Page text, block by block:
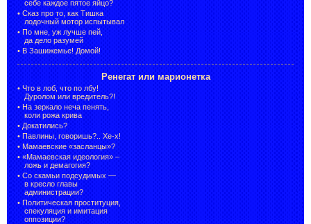
себе каждое пятое яйцо?
• Сказ про то, как Тишка
лодочный мотор испытывал
• По мне, уж лучше пей,
да дело разумей
• В Зашижемье! Домой!
Ренегат или марионетка
• Что в лоб, что по лбу!
Дуролом или вредитель?!
• На зеркало неча пенять,
коли рожа крива
• Докатились?
• Павлины, говоришь?.. Хе-х!
• Мамаевские «засланцы»?
• «Мамаевская идеология» –
ложь и демагогия?
• Со скамьи подсудимых —
в кресло главы
администрации?
• Политическая проституция,
спекуляция и имитация
оппозиции?